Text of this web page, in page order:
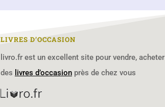
LIVRES D’OCCASION
livro.fr est un excellent site pour vendre, acheter
des livres d’occasionprès de chez vous